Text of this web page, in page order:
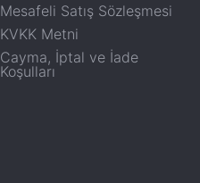
Mesafeli Satış Sözleşmesi
KVKK Metni
Cayma, İptal ve İade
Koşulları